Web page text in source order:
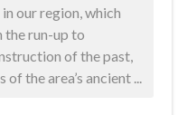
our region, which
the run-up to
of the past,
the area’s ancient ...